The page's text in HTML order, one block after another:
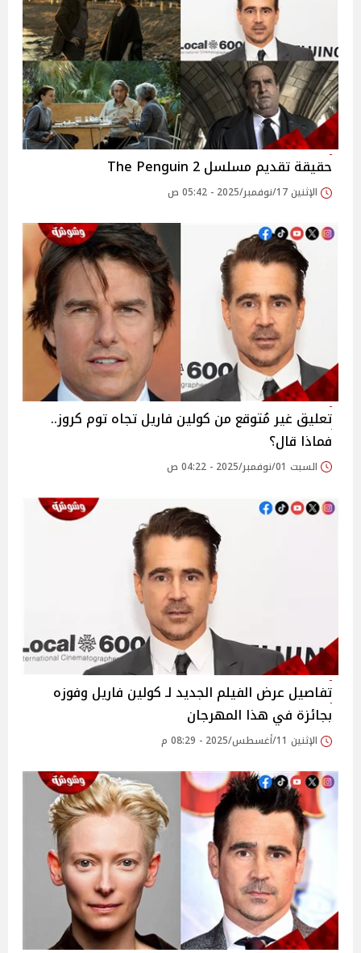
حقيقة تقديم مسلسل 2 The Penguin
الإثنين 17/نوفمبر/2025 - 05:42 ص
تعليق غير مُتوقع من كولين فاريل تجاه توم كروز..
فماذا قال؟
السبت 01/نوفمبر/2025 - 04:22 ص
تفاصيل عرض الفيلم الجديد لـ كولين فاريل وفوزه
بجائزة في هذا المهرجان
الإثنين 11/أغسطس/2025 - 08:29 م